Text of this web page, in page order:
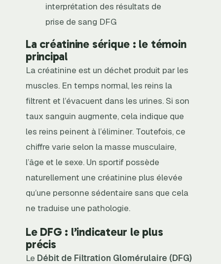
interprétation des résultats de
prise de sang DFG
La créatinine sérique : le témoin
principal
La créatinine est un déchet produit par les
muscles. En temps normal, les reins la
filtrent et l’évacuent dans les urines. Si son
taux sanguin augmente, cela indique que
les reins peinent à l’éliminer. Toutefois, ce
chiffre varie selon la masse musculaire,
l’âge et le sexe. Un sportif possède
naturellement une créatinine plus élevée
qu’une personne sédentaire sans que cela
ne traduise une pathologie.
Le DFG : l’indicateur le plus
précis
Le Débit de Filtration Glomérulaire (DFG)